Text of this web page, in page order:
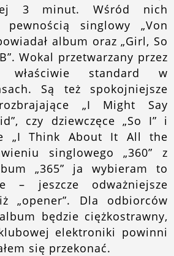
3 minut. Wśród nich
singlowy „Von
album oraz „Girl, So
Wokal przetwarzany przez
właściwie standard w
Są też spokojniejsze
„I Might Say
czy dziewczęce „So I” i
„I Think About It All the
singlowego „360” z
„365” ja wybieram to
– jeszcze odważniejsze
„opener”. Dla odbiorców
będzie ciężkostrawny,
elektroniki powinni
się przekonać.